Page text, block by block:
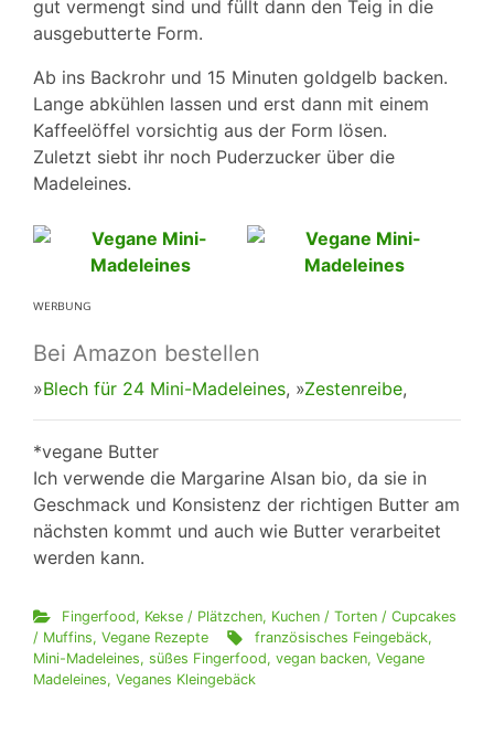
gut vermengt sind und füllt dann den Teig in die
ausgebutterte Form.
Ab ins Backrohr und 15 Minuten goldgelb backen.
Lange abkühlen lassen und erst dann mit einem
Kaffeelöffel vorsichtig aus der Form lösen.
Zuletzt siebt ihr noch Puderzucker über die
Madeleines.
ᵂᴱᴿᴮᵁᴺᴳ
Bei Amazon bestellen
»Blech für 24 Mini-Madeleines, »Zestenreibe,
*vegane Butter
Ich verwende die Margarine Alsan bio, da sie in
Geschmack und Konsistenz der richtigen Butter am
nächsten kommt und auch wie Butter verarbeitet
werden kann.
Fingerfood, Kekse / Plätzchen, Kuchen / Torten / Cupcakes
/ Muffins, Vegane Rezepte französisches Feingebäck,
Mini-Madeleines, süßes Fingerfood, vegan backen, Vegane
Madeleines, Veganes Kleingebäck